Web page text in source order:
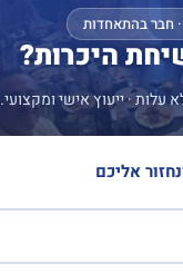
היכרות?
עלות · ייעוץ אישי ומקצועי.
אליכם